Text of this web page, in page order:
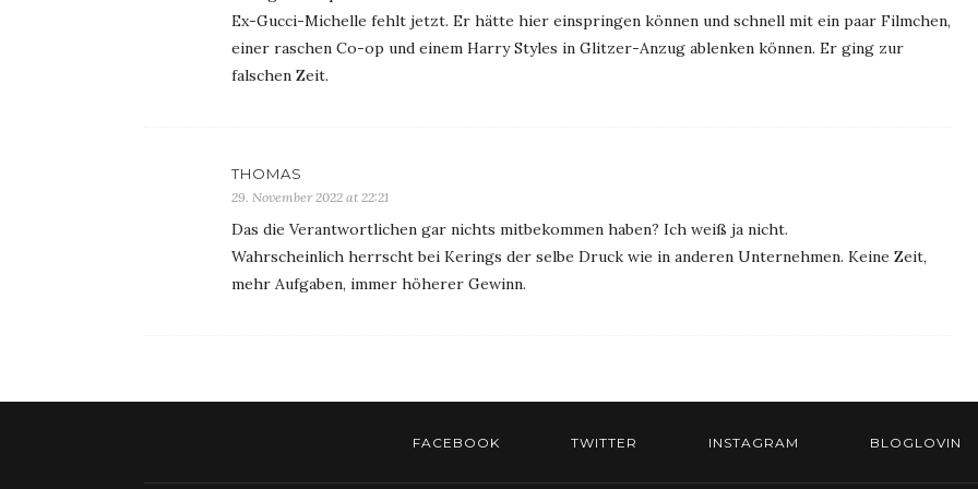
Ex-Gucci-Michelle fehlt jetzt. Er hätte hier einspringen können und schnell mit ein paar Filmchen,
einer raschen Co-op und einem Harry Styles in Glitzer-Anzug ablenken können. Er ging zur
falschen Zeit.
THOMAS
29. November 2022 at 22:21
Das die Verantwortlichen gar nichts mitbekommen haben? Ich weiß ja nicht.
Wahrscheinlich herrscht bei Kerings der selbe Druck wie in anderen Unternehmen. Keine Zeit,
mehr Aufgaben, immer höherer Gewinn.
FACEBOOK TWITTER INSTAGRAM BLOGLOVIN